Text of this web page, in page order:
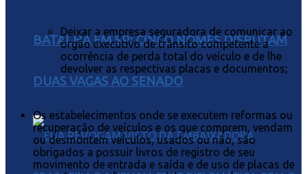
BATALHA EM SP: CINCO NOMES DISPUTAM
DUAS VAGAS AO SENADO
Deixar a empresa seguradora de comunicar ao
órgão executivo de trânsito competente a
ocorrência de perda total do veículo e de lhe
devolver as respectivas placas e documentos;
Os estabelecimentos onde se executem reformas ou
recuperação de veículos e os que comprem, vendam
ou desmontem veículos, usados ou não, são
obrigados a possuir livros de registro de seu
movimento de entrada e saída e de uso de placas de